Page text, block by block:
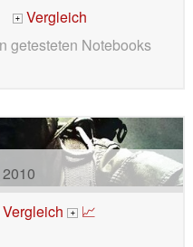
+
Vergleich
getesteten Notebooks
2010
Vergleich + 📈